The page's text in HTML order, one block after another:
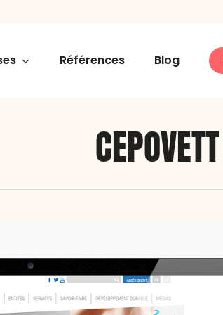
Références Blog
CEPOVETT